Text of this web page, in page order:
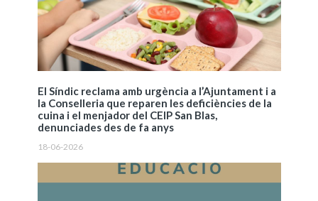
El Síndic reclama amb urgència a l’Ajuntament i a
la Conselleria que reparen les deficiències de la
cuina i el menjador del CEIP San Blas,
denunciades des de fa anys
18-06-2026